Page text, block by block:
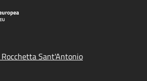
Sant'Antonio